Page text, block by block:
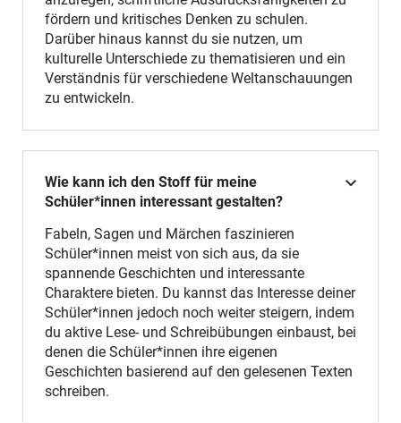
fördern und kritisches Denken zu schulen.
Darüber hinaus kannst du sie nutzen, um
kulturelle Unterschiede zu thematisieren und ein
Verständnis für verschiedene Weltanschauungen
zu entwickeln.
Wie kann ich den Stoff für meine
Schüler*innen interessant gestalten?
Fabeln, Sagen und Märchen faszinieren
Schüler*innen meist von sich aus, da sie
spannende Geschichten und interessante
Charaktere bieten. Du kannst das Interesse deiner
Schüler*innen jedoch noch weiter steigern, indem
du aktive Lese- und Schreibübungen einbaust, bei
denen die Schüler*innen ihre eigenen
Geschichten basierend auf den gelesenen Texten
schreiben.